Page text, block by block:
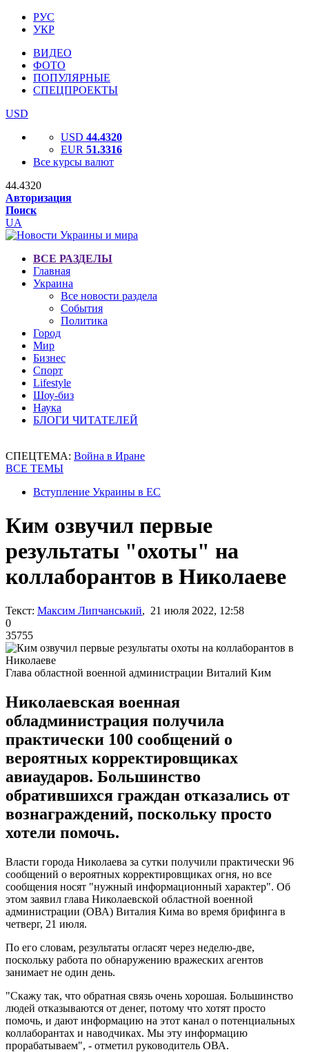
РУС
УКР
ВИДЕО
ФОТО
ПОПУЛЯРНЫЕ
СПЕЦПРОЕКТЫ
USD
USD 44.4320
EUR 51.3316
Все курсы валют
44.4320
Авторизация
Поиск
UA
ВСЕ РАЗДЕЛЫ
Главная
Украина
Все новости раздела
События
Политика
Город
Мир
Бизнес
Спорт
Lifestyle
Шоу-биз
Наука
БЛОГИ ЧИТАТЕЛЕЙ
СПЕЦТЕМА: Война в Иране
ВСЕ ТЕМЫ
Вступление Украины в ЕС
Ким озвучил первые
результаты "охоты" на
коллаборантов в Николаеве
Текст: Максим Липчанський, 21 июля 2022, 12:58
0
35755
Глава областной военной администрации Виталий Ким
Николаевская военная
обладминистрация получила
практически 100 сообщений о
вероятных корректировщиках
авиаударов. Большинство
обратившихся граждан отказались от
вознаграждений, поскольку просто
хотели помочь.
Власти города Николаева за сутки получили практически 96
сообщений о вероятных корректировщиках огня, но все
сообщения носят "нужный информационный характер". Об
этом заявил глава Николаевской областной военной
администрации (ОВА) Виталия Кима во время брифинга в
четверг, 21 июля.
По его словам, результаты огласят через неделю-две,
поскольку работа по обнаружению вражеских агентов
занимает не один день.
"Скажу так, что обратная связь очень хорошая. Большинство
людей отказываются от денег, потому что хотят просто
помочь, и дают информацию на этот канал о потенциальных
коллаборантах и ​​наводчиках. Мы эту информацию
прорабатываем", - отметил руководитель ОВА.